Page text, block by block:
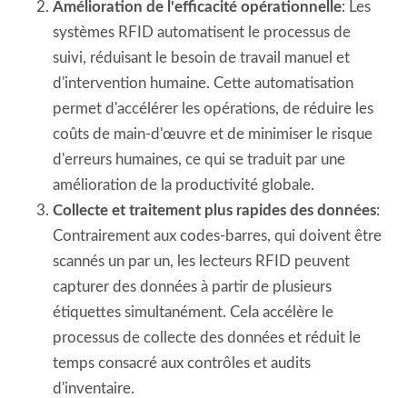
Amélioration de l'efficacité opérationnelle: Les
systèmes RFID automatisent le processus de
suivi, réduisant le besoin de travail manuel et
d'intervention humaine. Cette automatisation
permet d'accélérer les opérations, de réduire les
coûts de main-d'œuvre et de minimiser le risque
d'erreurs humaines, ce qui se traduit par une
amélioration de la productivité globale.
Collecte et traitement plus rapides des données:
Contrairement aux codes-barres, qui doivent être
scannés un par un, les lecteurs RFID peuvent
capturer des données à partir de plusieurs
étiquettes simultanément. Cela accélère le
processus de collecte des données et réduit le
temps consacré aux contrôles et audits
d'inventaire.